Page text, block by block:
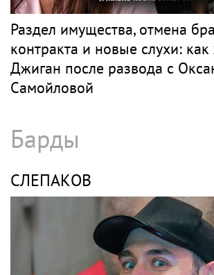
Раздел имущества, отмена
контракта и новые слухи:
Джиган после развода с
Самойловой
Барды
СЛЕПАКОВ